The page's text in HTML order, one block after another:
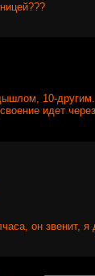
10-
идет
он звенит,